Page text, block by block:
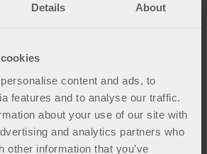
Details About
content and ads, to
features and to analyse our traffic.
about your use of our site with
and analytics partners who
other information that you’ve